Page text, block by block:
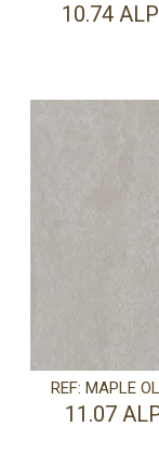
10.74
REF: MAPLE
11.07